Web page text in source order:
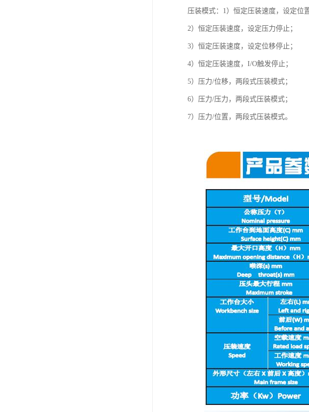
压装模式：1）恒定压装速度，设定位
2）恒定压装速度，设定压力停止；
3）恒定压装速度，设定位移停止；
4）恒定压装速度，I/O触发停止；
5）压力/位移，两段式压装模式；
6）压力/压力，两段式压装模式；
7）压力/位置，两段式压装模式。